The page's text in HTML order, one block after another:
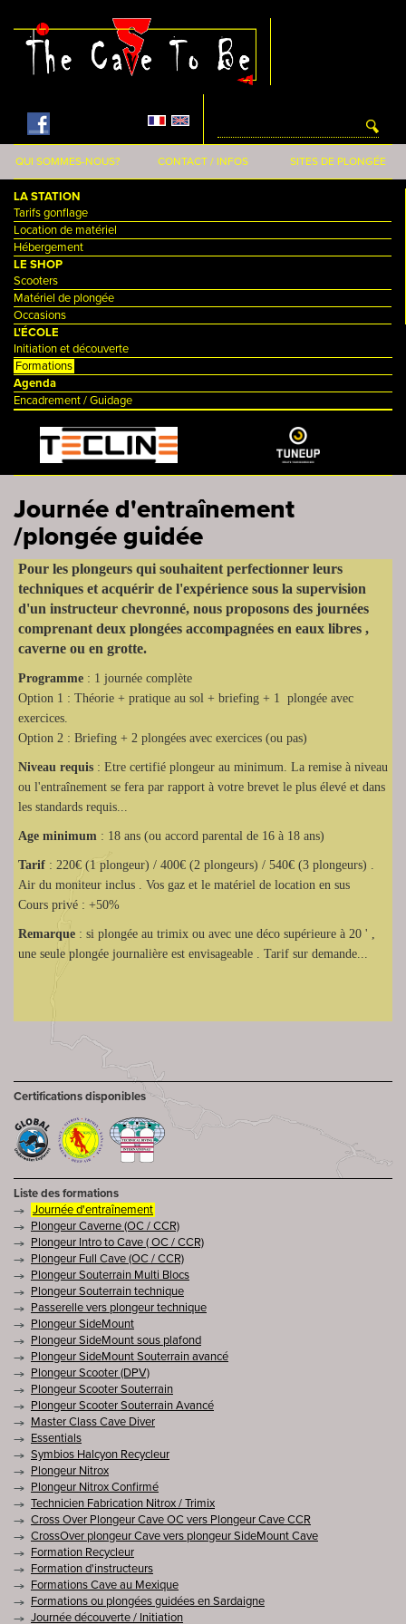
QUI SOMMES-NOUS? CONTACT / INFOS SITES DE PLONGÉE
LA STATION
Tarifs gonflage
Location de matériel
Hébergement
LE SHOP
Scooters
Matériel de plongée
Occasions
L'ÉCOLE
Initiation et découverte
Formations
Agenda
Encadrement / Guidage
Journée d'entraînement
/plongée guidée
Pour les plongeurs qui souhaitent perfectionner leurs
techniques et acquérir de l'expérience sous la supervision
d'un instructeur chevronné, nous proposons des journées
comprenant deux plongées accompagnées en eaux libres ,
caverne ou en grotte.
Programme : 1 journée complète
Option 1 : Théorie + pratique au sol + briefing + 1 plongée avec
exercices.
Option 2 : Briefing + 2 plongées avec exercices (ou pas)
Niveau requis : Etre certifié plongeur au minimum. La remise à niveau
ou l'entraînement se fera par rapport à votre brevet le plus élevé et dans
les standards requis...
Age minimum : 18 ans (ou accord parental de 16 à 18 ans)
Tarif : 220€ (1 plongeur) / 400€ (2 plongeurs) / 540€ (3 plongeurs) .
Air du moniteur inclus . Vos gaz et le matériel de location en sus
Cours privé : +50%
Remarque : si plongée au trimix ou avec une déco supérieure à 20 ' ,
une seule plongée journalière est envisageable . Tarif sur demande...
Certifications disponibles
Liste des formations
Journée d'entraînement
Plongeur Caverne (OC / CCR)
Plongeur Intro to Cave ( OC / CCR)
Plongeur Full Cave (OC / CCR)
Plongeur Souterrain Multi Blocs
Plongeur Souterrain technique
Passerelle vers plongeur technique
Plongeur SideMount
Plongeur SideMount sous plafond
Plongeur SideMount Souterrain avancé
Plongeur Scooter (DPV)
Plongeur Scooter Souterrain
Plongeur Scooter Souterrain Avancé
Master Class Cave Diver
Essentials
Symbios Halcyon Recycleur
Plongeur Nitrox
Plongeur Nitrox Confirmé
Technicien Fabrication Nitrox / Trimix
Cross Over Plongeur Cave OC vers Plongeur Cave CCR
CrossOver plongeur Cave vers plongeur SideMount Cave
Formation Recycleur
Formation d'instructeurs
Formations Cave au Mexique
Formations ou plongées guidées en Sardaigne
Journée découverte / Initiation